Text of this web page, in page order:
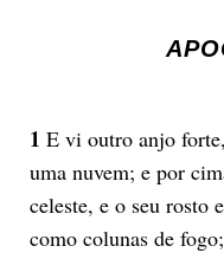
1 E vi outro anjo
uma nuvem; e por
celeste, e o seu rosto
como colunas de fogo;